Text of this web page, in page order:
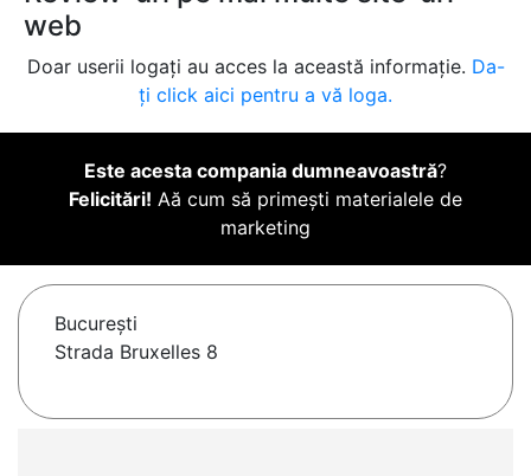
web
Doar userii logați au acces la această informație. Da-
ți click aici pentru a vă loga.
Este acesta compania dumneavoastră?
Felicitări! Aă cum să primești materialele de
marketing
Bucureşti
Strada Bruxelles 8